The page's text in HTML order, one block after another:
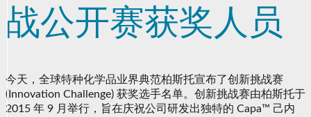
战公开赛获奖人员
今天，全球特种化学品业界典范柏斯托宣布了创新挑战赛
(Innovation Challenge) 获奖选手名单。创新挑战赛由柏斯托于
2015 年 9 月举行，旨在庆祝公司研发出独特的 Capa™ 己内